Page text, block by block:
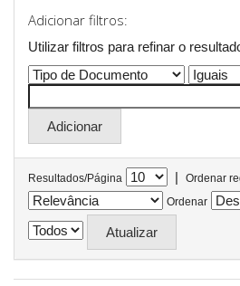
Adicionar filtros:
Utilizar filtros para refinar o
Resultados/Página |
Ordenar
Ordenar